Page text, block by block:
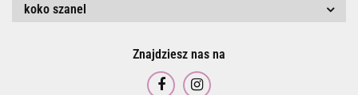
koko szanel
Znajdziesz nas na